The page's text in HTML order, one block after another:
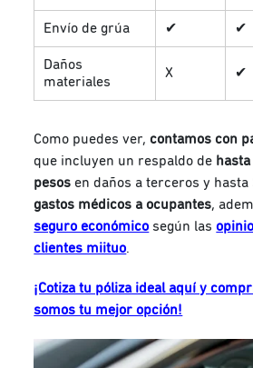
Envío de grúa ✔ ✔
Daños
materiales
X ✔
Como puedes ver,contamos con
que incluyen un respaldo de
pesosen daños a terceros y hasta
gastos médicos a ocupantes,
seguro económico según las
clientes miituo.
¡Cotiza tu póliza ideal aquí y
somos tu mejor opción!